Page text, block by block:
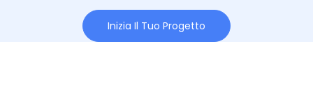
Inizia Il Tuo Progetto